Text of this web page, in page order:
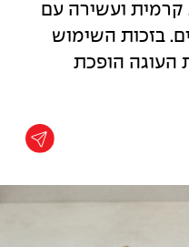
קרמית ועשירה עם
בזכות השימוש
העוגה הופכת